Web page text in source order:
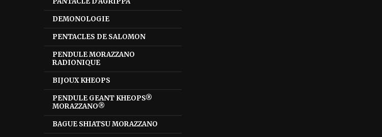
DEMONOLOGIE
PENTACLES DE SALOMON
PENDULE MORAZZANO
RADIONIQUE
BIJOUX KHEOPS
PENDULE GEANT KHEOPS®
MORAZZANO®
BAGUE SHIATSU MORAZZANO